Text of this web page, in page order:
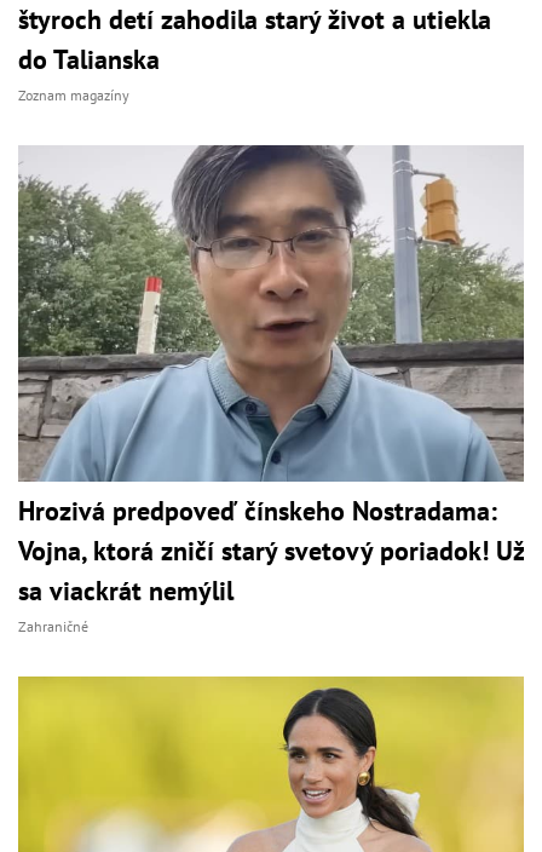
štyroch detí zahodila starý život a utiekla
do Talianska
Zoznam magazíny
Hrozivá predpoveď čínskeho Nostradama:
Vojna, ktorá zničí starý svetový poriadok! Už
sa viackrát nemýlil
Zahraničné